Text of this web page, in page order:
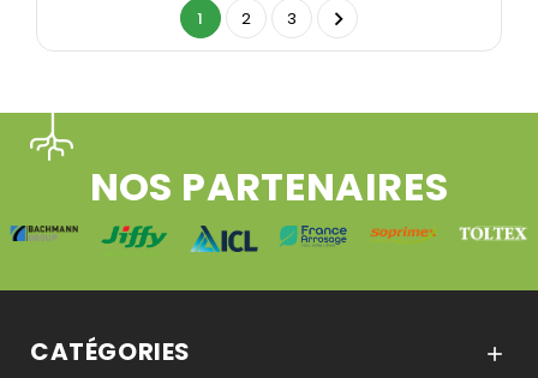
1
2 3 
NOS PARTENAIRES
CATÉGORIES 